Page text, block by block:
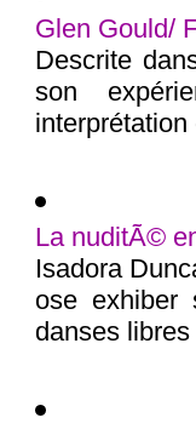
Glen Gould/
Descrite
son
La nuditÃ©
Isadora
ose
danses